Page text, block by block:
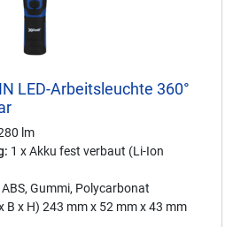
LED-Arbeitsleuchte 360°
lm
1 x Akku fest verbaut (Li-Ion
ABS, Gummi, Polycarbonat
B x H) 243 mm x 52 mm x 43 mm